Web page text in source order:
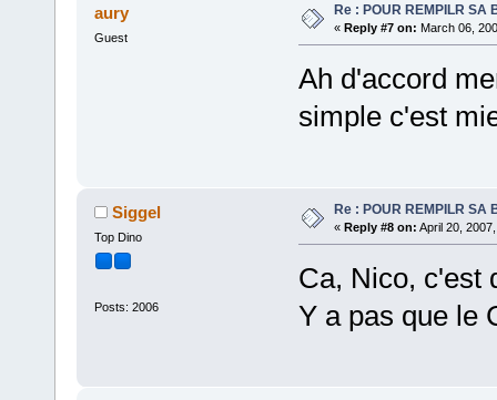
aury
Guest
Re : POUR REMPILR SA
« Reply #7 on: March 06,
Ah d'accord
simple c'est
Siggel
Top Dino
Posts: 2006
Re : POUR REMPILR SA
« Reply #8 on: April 20,
Ca, Nico, c'est
Y a pas que le